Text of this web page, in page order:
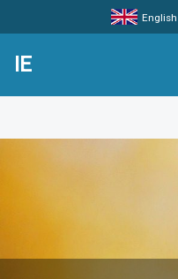
English
IE